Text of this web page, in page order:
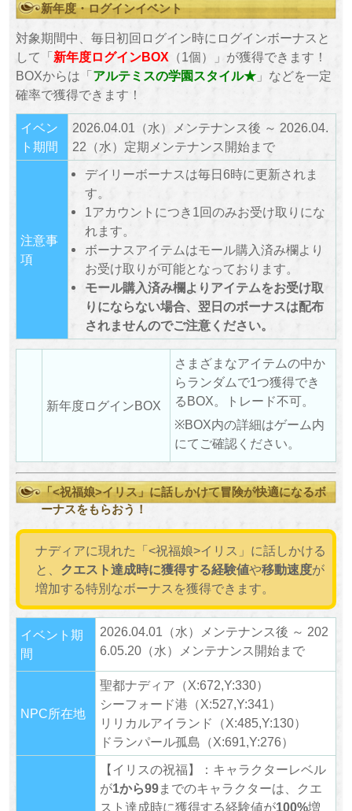
新年度・ログインイベント
対象期間中、毎日初回ログイン時にログインボーナスと
して「新年度ログインBOX （1個）」が獲得できます！
BOXからは「アルテミスの学園スタイル★」などを一定
確率で獲得できます！
イベン
ト期間
2026.04.01（水）メンテナンス後 ～ 2026.04.
22（水）定期メンテナンス開始まで
注意事
項
デイリーボーナスは毎日6時に更新されま
す。
1アカウントにつき1回のみお受け取りにな
れます。
ボーナスアイテムはモール購入済み欄より
お受け取りが可能となっております。
モール購入済み欄よりアイテムをお受け取
りにならない場合、翌日のボーナスは配布
されませんのでご注意ください。
新年度ログインBOX
さまざまなアイテムの中か
らランダムで1つ獲得でき
るBOX。トレード不可。
※BOX内の詳細はゲーム内
にてご確認ください。
「<祝福娘>イリス」に話しかけて冒険が快適になるボ
ーナスをもらおう！
ナディアに現れた「<祝福娘>イリス」に話しかける
と、 クエスト達成時に獲得する経験値や移動速度が
増加する特別なボーナスを獲得できます。
イベント期
間
2026.04.01（水）メンテナンス後 ～ 202
6.05.20（水）メンテナンス開始まで
NPC所在地
聖都ナディア（X:672,Y:330）
シーフォード港（X:527,Y:341）
リリカルアイランド（X:485,Y:130）
ドランパール孤島（X:691,Y:276）
【イリスの祝福】：キャラクターレベル
が1から99までのキャラクターは、クエ
スト達成時に獲得する経験値が100%増